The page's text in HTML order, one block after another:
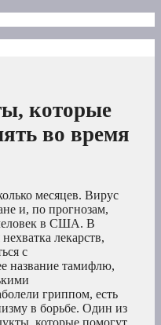
которые
во время
месяцев. Вирус
и, по прогнозам,
в США. В
лекарств,
с
название тамифлю,
гриппом, есть
в борьбе. Один из